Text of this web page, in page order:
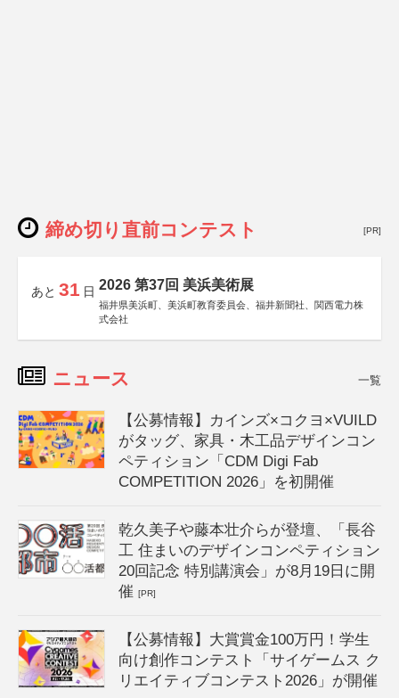
締め切り直前コンテスト [PR]
あと 31 日 2026 第37回 美浜美術展
福井県美浜町、美浜町教育委員会、福井新聞社、関西電力株
式会社
ニュース 一覧
【公募情報】カインズ×コクヨ×VUILD
がタッグ、家具・木工品デザインコン
ペティション「CDM Digi Fab
COMPETITION 2026」を初開催
乾久美子や藤本壮介らが登壇、「長谷
工 住まいのデザインコンペティション
20回記念 特別講演会」が8月19日に開
催[PR]
【公募情報】大賞賞金100万円！学生
向け創作コンテスト「サイゲームス ク
リエイティブコンテスト2026」が開催